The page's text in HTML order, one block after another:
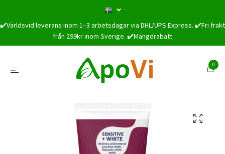
✔️Världsvid leverans inom 1–3 arbetsdagar via DHL/UPS Express. ✔️Fri frakt
från 299kr inom Sverige. ✔️Mängdrabatt
0